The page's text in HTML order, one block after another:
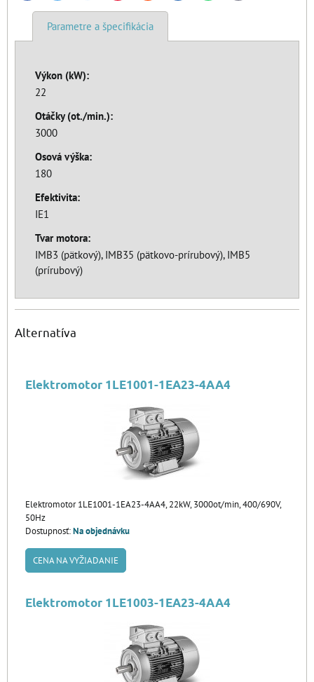
Parametre a špecifikácia
Výkon (kW):
22
Otáčky (ot./min.):
3000
Osová výška:
180
Efektivita:
IE1
Tvar motora:
IMB3 (pätkový), IMB35 (pätkovo-prírubový), IMB5
(prírubový)
Alternatíva
Elektromotor 1LE1001-1EA23-4AA4
Elektromotor 1LE1001-1EA23-4AA4, 22kW, 3000ot/min, 400/690V,
50Hz
Dostupnosť:Na objednávku
CENA NA VYŽIADANIE
Elektromotor 1LE1003-1EA23-4AA4